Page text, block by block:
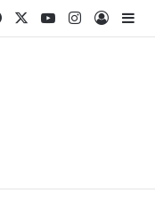
FacebookYouTubeInstagram
Log In